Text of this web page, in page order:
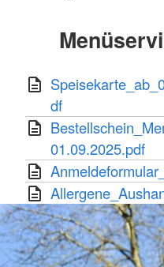
df
01.09.2025.pdf